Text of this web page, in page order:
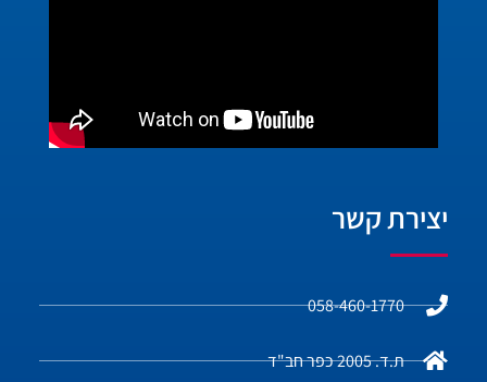
יצירת קשר
058-460-1770
ת.ד. 2005 כפר חב"ד